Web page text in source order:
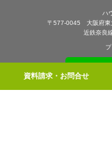
資料請求・お問合せ
ハ
〒577-0045 大阪府東
近鉄奈良